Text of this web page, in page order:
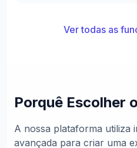
Ver todas as
Porquê Escolher
A nossa plataforma utiliza
avançada para criar uma